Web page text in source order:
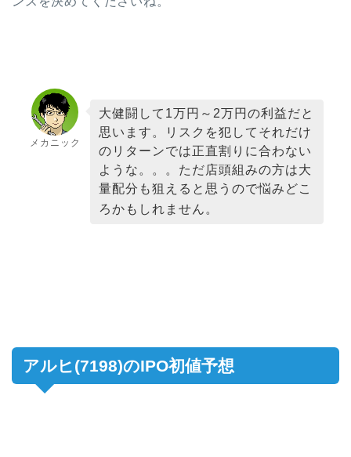
メカニック
大健闘して1万円～2万円の利益だと
思います。リスクを犯してそれだけ
のリターンでは正直割りに合わない
ような。。。ただ店頭組みの方は大
量配分も狙えると思うので悩みどこ
ろかもしれません。
アルヒ(7198)のIPO初値予想